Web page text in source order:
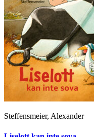
Steffensmeier, Alexander